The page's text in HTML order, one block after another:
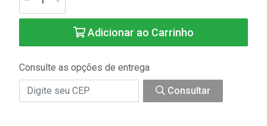
Adicionar ao Carrinho
Consulte as opções de entrega
Consultar